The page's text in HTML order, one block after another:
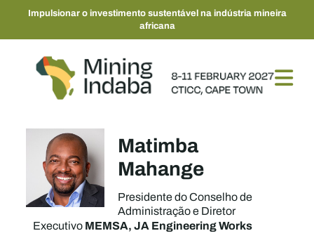
Impulsionar o investimento sustentável na indústria mineira
africana
Matimba
Mahange
Presidente do Conselho de
Administração e Diretor
ExecutivoMEMSA, JA Engineering Works